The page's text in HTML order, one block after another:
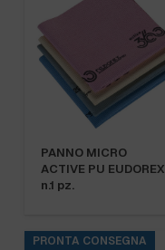
PANNO MICRO
ACTIVE PU EUDOREX
n.1 pz.
PRONTA CONSEGNA